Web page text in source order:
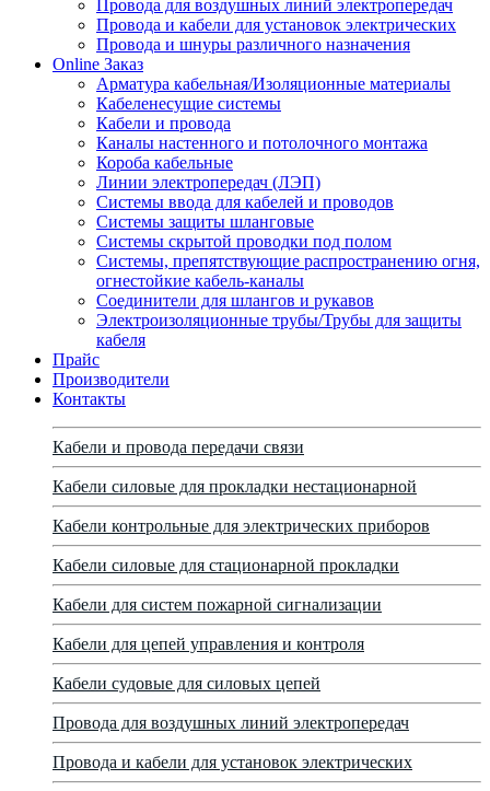
Провода для воздушных линий электропередач
Провода и кабели для установок электрических
Провода и шнуры различного назначения
Online Заказ
Арматура кабельная/Изоляционные материалы
Кабеленесущие системы
Кабели и провода
Каналы настенного и потолочного монтажа
Короба кабельные
Линии электропередач (ЛЭП)
Системы ввода для кабелей и проводов
Системы защиты шланговые
Системы скрытой проводки под полом
Системы, препятствующие распространению огня,
огнестойкие кабель-каналы
Соединители для шлангов и рукавов
Электроизоляционные трубы/Трубы для защиты
кабеля
Прайс
Производители
Контакты
Кабели и провода передачи связи
Кабели силовые для прокладки нестационарной
Кабели контрольные для электрических приборов
Кабели силовые для стационарной прокладки
Кабели для систем пожарной сигнализации
Кабели для цепей управления и контроля
Кабели судовые для силовых цепей
Провода для воздушных линий электропередач
Провода и кабели для установок электрических